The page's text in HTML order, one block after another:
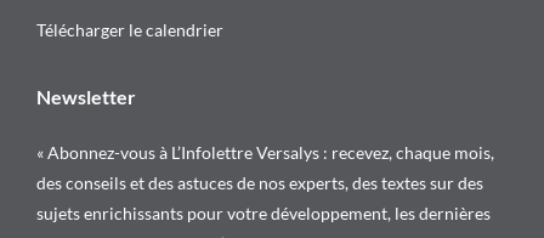
Télécharger le calendrier
Newsletter
« Abonnez-vous à L’Infolettre Versalys : recevez, chaque mois,
des conseils et des astuces de nos experts, des textes sur des
sujets enrichissants pour votre développement, les dernières